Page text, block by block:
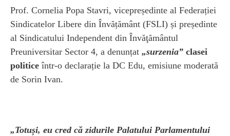
Prof. Cornelia Popa Stavri, vicepreședinte al Federației
Sindicatelor Libere din Învățământ (FSLI) și președinte
al Sindicatului Independent din Învăţământul
Preuniversitar Sector 4, a denunțat „surzenia” clasei
politice într-o declarație la DC Edu, emisiune moderată
de Sorin Ivan.
„Totuși, eu cred că zidurile Palatului Parlamentului